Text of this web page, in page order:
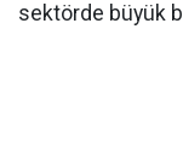
sektörde büyük